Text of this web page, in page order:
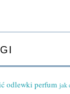
odlewki perfum jak